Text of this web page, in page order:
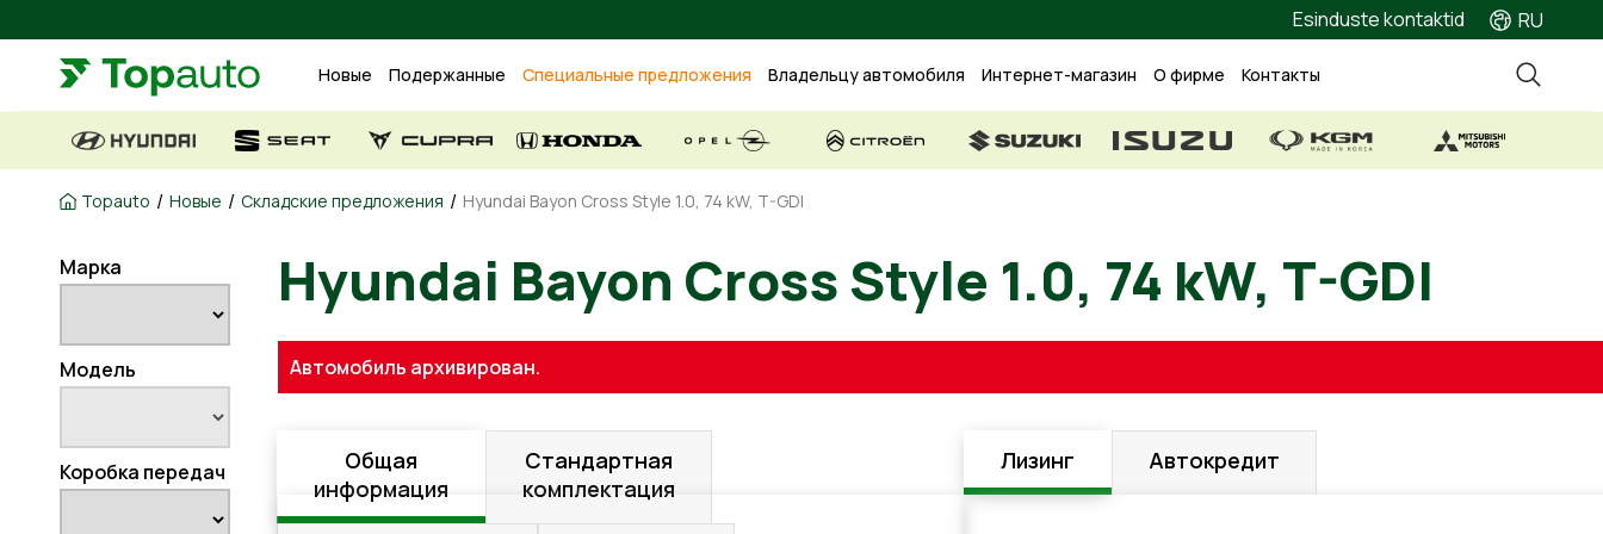
Esinduste kontaktid RU
Новые Подержанные Специальные предложения Владельцу автомобиля Интернет-магазин О фирме Контакты
Topauto / Новые / Складские предложения / Hyundai Bayon Cross Style 1.0, 74 kW, T-GDI
Марка
Модель
Коробка передач
Hyundai Bayon Cross Style 1.0, 74 kW, T-GDI
Автомобиль архивирован.
Общая
информация
Стандартная
комплектация
Лизинг Автокредит